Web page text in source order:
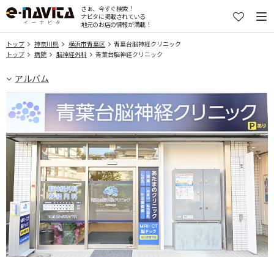
さぁ、今すぐ検索！
ナビタに掲載されている
地元のお店の情報が満載！
トップ 神奈川県 横浜市青葉区
青葉台脳神経クリニック
トップ
病院 脳神経外科 青葉台脳神経クリニック
アルバム